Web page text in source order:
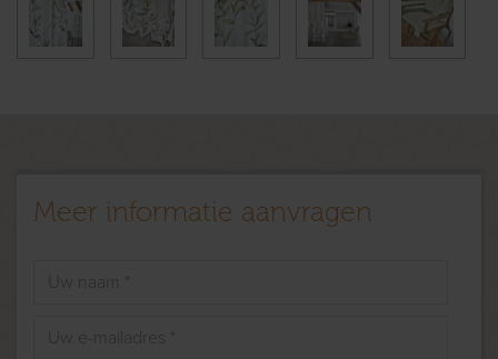
Meer informatie aanvragen